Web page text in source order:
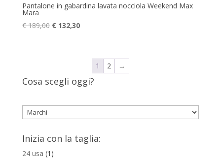
Pantalone in gabardina lavata nocciola Weekend Max
Mara
€189,00 Il
€132,30Il
€ 132,30.
1 2 →
Cosa scegli oggi?
Inizia con la taglia:
24 usa (1)